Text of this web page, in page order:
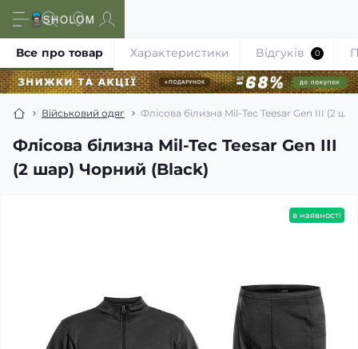
Військовий одяг Флісова білизна Mil-Tec Teesar Gen III (2
Флісова білизна Mil-Tec Teesar Gen III
(2 шар) Чорний (Black)
Все про товар Характеристики Відгуків 0
в наявності